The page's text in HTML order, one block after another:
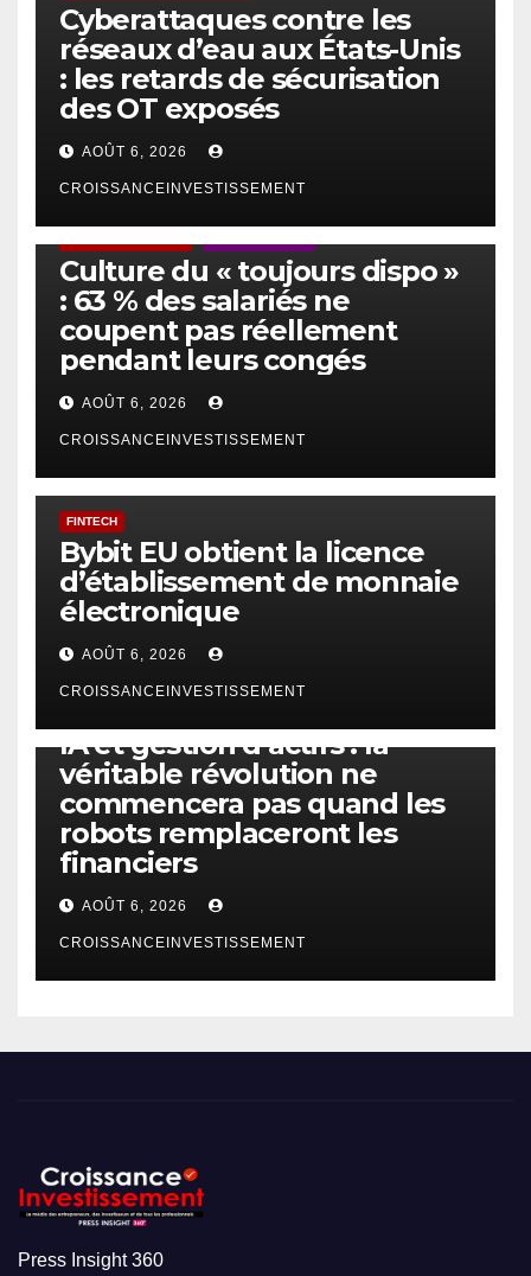
Cyberattaques contre les
réseaux d’eau aux États-Unis
: les retards de sécurisation
des OT exposés
AOÛT 6, 2026
CROISSANCEINVESTISSEMENT
Culture du « toujours dispo »
: 63 % des salariés ne
coupent pas réellement
pendant leurs congés
AOÛT 6, 2026
CROISSANCEINVESTISSEMENT
FINTECH
Bybit EU obtient la licence
d’établissement de monnaie
électronique
AOÛT 6, 2026
CROISSANCEINVESTISSEMENT
IA et gestion d’actifs : la
véritable révolution ne
commencera pas quand les
robots remplaceront les
financiers
AOÛT 6, 2026
CROISSANCEINVESTISSEMENT
Press Insight 360